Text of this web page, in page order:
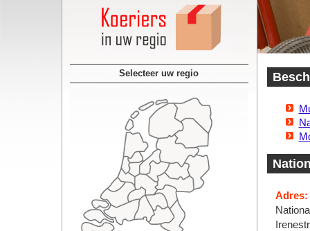
Selecteer uw regio
Adres: